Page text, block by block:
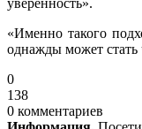
уверенность».
«Именно такого
однажды может
0
138
0 комментариев